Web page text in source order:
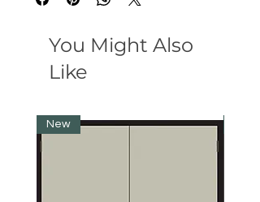
You Might Also
Like
New